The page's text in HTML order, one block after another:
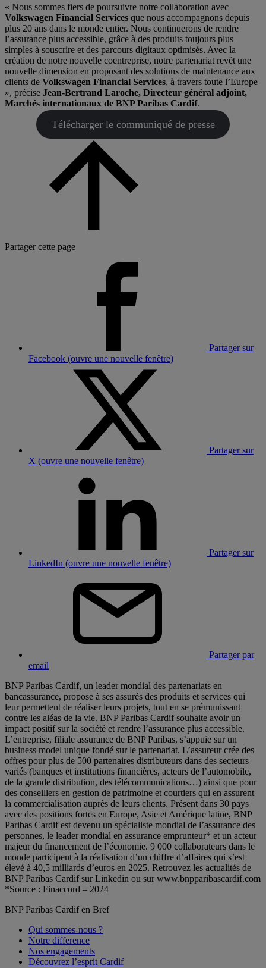
« Nous sommes fiers de poursuivre notre collaboration avec
Volkswagen Financial Services que nous accompagnons depuis
plus 20 ans dans le monde entier. Nous continuerons de rendre
l’assurance plus accessible, grâce à des produits toujours plus
simples à souscrire et des parcours digitaux optimisés. Avec la
création de notre nouvelle coentreprise, notre partenariat revêt une
nouvelle dimension en proposant des solutions de maintenance aux
clients de Volkswagen Financial Services, à travers toute l’Europe
», précise Jean-Bertrand Laroche, Directeur général adjoint,
Marchés internationaux de BNP Paribas Cardif.
Télécharger le communiqué de presse
Partager cette page
Partager sur
Facebook (ouvre une nouvelle fenêtre)
Partager sur
X (ouvre une nouvelle fenêtre)
Partager sur
LinkedIn (ouvre une nouvelle fenêtre)
Partager par
email
BNP Paribas Cardif, un leader mondial des partenariats en
bancassurance, propose à ses assurés des produits et services qui
leur permettent de réaliser leurs projets, tout en se prémunissant
contre les aléas de la vie. BNP Paribas Cardif souhaite avoir un
impact positif sur la société et rendre l’assurance plus accessible.
L’entreprise, filiale assurance de BNP Paribas, s’appuie sur un
business model unique fondé sur le partenariat. L’assureur crée des
offres pour plus de 500 partenaires distributeurs dans des secteurs
variés (banques et institutions financières, acteurs de l’automobile,
de la grande distribution, des télécommunications…) ainsi que pour
des conseillers en gestion de patrimoine et courtiers qui en assurent
la commercialisation auprès de leurs clients. Présent dans 30 pays
avec des positions fortes en Europe, Asie et Amérique latine, BNP
Paribas Cardif est devenu un spécialiste mondial de l’assurance des
personnes, le leader mondial en assurance emprunteur* et un acteur
majeur du financement de l’économie. 9 000 collaborateurs dans le
monde participent à la réalisation d’un chiffre d’affaires qui s’est
élevé à 40,5 milliards d’euros en 2025. Retrouvez les actualités de
BNP Paribas Cardif sur Linkedin ou sur www.bnpparibascardif.com
*Source : Finaccord – 2024
BNP Paribas Cardif en Bref
Qui sommes-nous ?
Notre difference
Nos engagements
Découvrez l’esprit Cardif